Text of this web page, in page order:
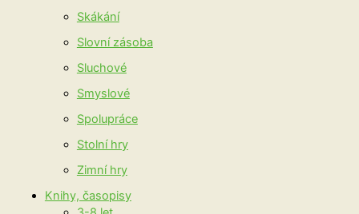
Skákání
Slovní zásoba
Sluchové
Smyslové
Spolupráce
Stolní hry
Zimní hry
Knihy, časopisy